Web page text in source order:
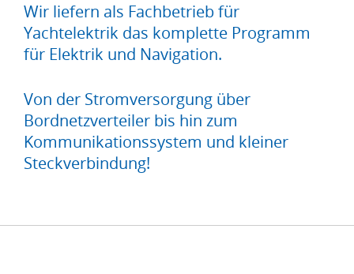
Wir liefern als Fachbetrieb für
Yachtelektrik das komplette Programm
für Elektrik und Navigation.
Von der Stromversorgung über
Bordnetzverteiler bis hin zum
Kommunikationssystem und kleiner
Steckverbindung!